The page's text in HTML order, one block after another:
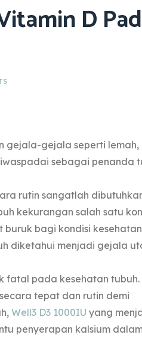
D
gejala-gejala seperti lemah,
sebagai penanda
rutin sangatlah
kekurangan salah satu
buruk bagi kondisi
diketahui menjadi gejala
fatal pada kesehatan tubuh.
tepat dan rutin demi
Well3 D3 1000IU yang
penyerapan kalsium